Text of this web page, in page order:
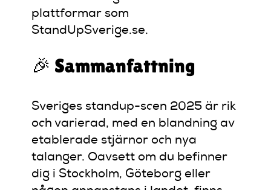
plattformar som
StandUpSverige.se.
🎉 Sammanfattning
Sveriges standup-scen 2025 är rik
och varierad, med en blandning av
etablerade stjärnor och nya
talanger. Oavsett om du befinner
dig i Stockholm, Göteborg eller